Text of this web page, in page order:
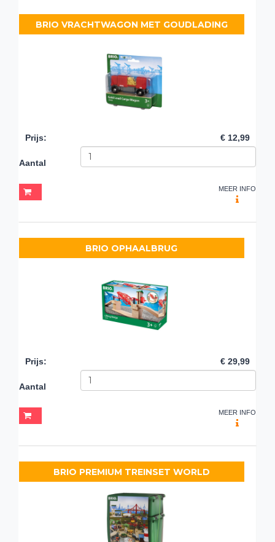
BRIO VRACHTWAGON MET GOUDLADING
Prijs: € 12,99
Aantal
MEER INFO
BRIO OPHAALBRUG
Prijs: € 29,99
Aantal
MEER INFO
BRIO PREMIUM TREINSET WORLD